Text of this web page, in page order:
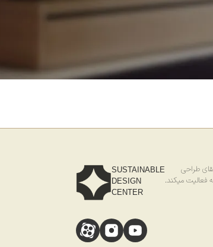
فعالیت میکند.
SUSTAINABLE
DESIGN
CENTER